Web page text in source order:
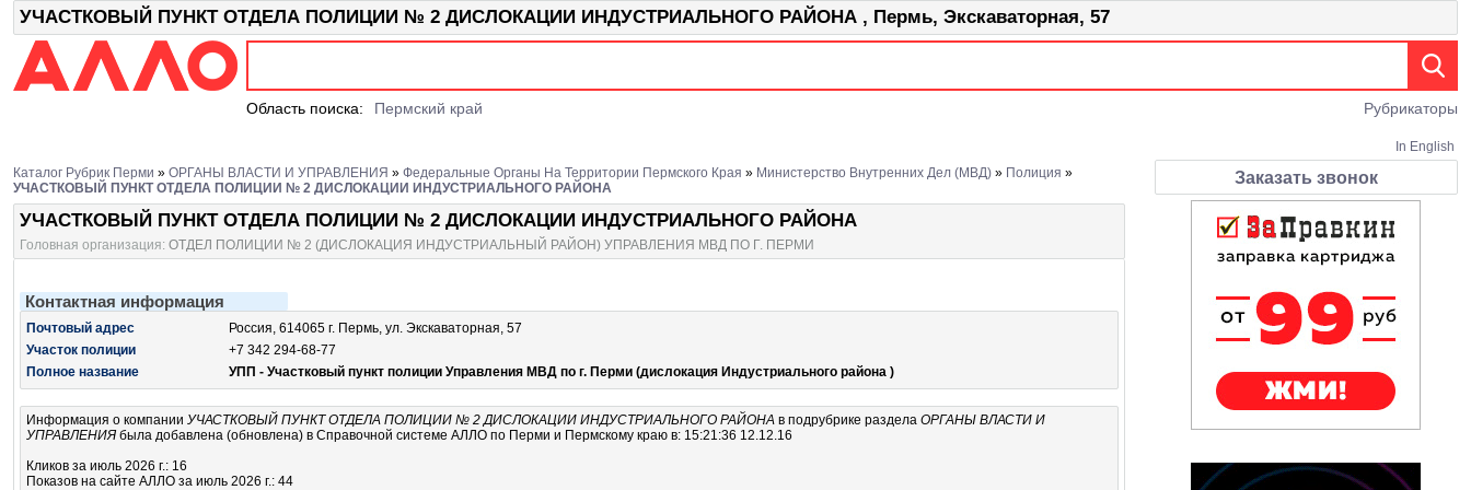
УЧАСТКОВЫЙ ПУНКТ ОТДЕЛА ПОЛИЦИИ № 2 ДИСЛОКАЦИИ ИНДУСТРИАЛЬНОГО РАЙОНА , Пермь, Экскаваторная, 57
Рубрикаторы
Область поиска: Пермский край
In English
Каталог Рубрик Перми » ОРГАНЫ ВЛАСТИ И УПРАВЛЕНИЯ » Федеральные Органы На Территории Пермского Края » Министерство Внутренних Дел (МВД) » Полиция »
УЧАСТКОВЫЙ ПУНКТ ОТДЕЛА ПОЛИЦИИ № 2 ДИСЛОКАЦИИ ИНДУСТРИАЛЬНОГО РАЙОНА
УЧАСТКОВЫЙ ПУНКТ ОТДЕЛА ПОЛИЦИИ № 2 ДИСЛОКАЦИИ ИНДУСТРИАЛЬНОГО РАЙОНА
Головная организация: ОТДЕЛ ПОЛИЦИИ № 2 (ДИСЛОКАЦИЯ ИНДУСТРИАЛЬНЫЙ РАЙОН) УПРАВЛЕНИЯ МВД ПО Г. ПЕРМИ
Контактная информация
Почтовый адрес
Россия, 614065 г. Пермь, ул. Экскаваторная, 57
Участок полиции
+7 342 294-68-77
Полное название
УПП - Участковый пункт полиции Управления МВД по г. Перми (дислокация Индустриального района )
Информация о компании УЧАСТКОВЫЙ ПУНКТ ОТДЕЛА ПОЛИЦИИ № 2 ДИСЛОКАЦИИ ИНДУСТРИАЛЬНОГО РАЙОНА в подрубрике раздела ОРГАНЫ ВЛАСТИ И
УПРАВЛЕНИЯ была добавлена (обновлена) в Справочной системе АЛЛО по Перми и Пермскому краю в: 15:21:36 12.12.16
Кликов за июль 2026 г.: 16
Показов на сайте АЛЛО за июль 2026 г.: 44
Заказать звонок